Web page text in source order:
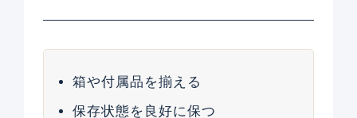
箱や付属品を揃える
保存状態を良好に保つ